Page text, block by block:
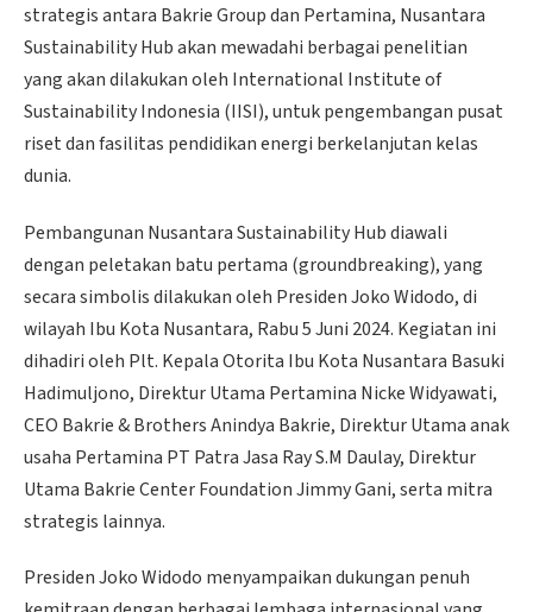
strategis antara Bakrie Group dan Pertamina, Nusantara
Sustainability Hub akan mewadahi berbagai penelitian
yang akan dilakukan oleh International Institute of
Sustainability Indonesia (IISI), untuk pengembangan pusat
riset dan fasilitas pendidikan energi berkelanjutan kelas
dunia.
Pembangunan Nusantara Sustainability Hub diawali
dengan peletakan batu pertama (groundbreaking), yang
secara simbolis dilakukan oleh Presiden Joko Widodo, di
wilayah Ibu Kota Nusantara, Rabu 5 Juni 2024. Kegiatan ini
dihadiri oleh Plt. Kepala Otorita Ibu Kota Nusantara Basuki
Hadimuljono, Direktur Utama Pertamina Nicke Widyawati,
CEO Bakrie & Brothers Anindya Bakrie, Direktur Utama anak
usaha Pertamina PT Patra Jasa Ray S.M Daulay, Direktur
Utama Bakrie Center Foundation Jimmy Gani, serta mitra
strategis lainnya.
Presiden Joko Widodo menyampaikan dukungan penuh